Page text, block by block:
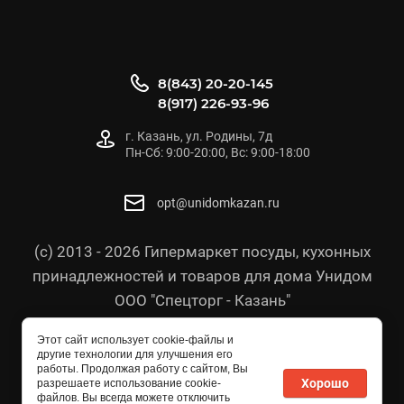
(с) 2013 - 2026 Гипермаркет посуды, кухонных
принадлежностей и товаров для дома Унидом
ООО "Спецторг - Казань"
Согласие на обработку персональных данных
Политика в отношении персональных данных
8(843) 20-20-145
8(917) 226-93-96
г. Казань, ул. Родины, 7д
Пн-Сб: 9:00-20:00, Вс: 9:00-18:00
opt@unidomkazan.ru
Этот сайт использует cookie-файлы и
другие технологии для улучшения его
работы. Продолжая работу с сайтом, Вы
разрешаете использование cookie-
файлов. Вы всегда можете отключить
Хорошо